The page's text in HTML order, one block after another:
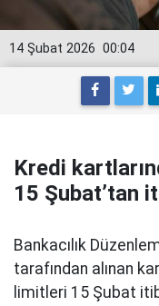
00:04
14 Şubat 2026
Kredi
15 Şubat’tan
Bankacılık
tarafından alınan
limitleri 15 Şubat